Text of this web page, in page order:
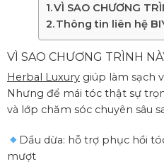
VÌ SAO CHƯƠNG
Thông tin liên hệ
VÌ SAO CHƯƠNG TRÌNH
Herbal Luxury giúp làm sạch
Nhưng để mái tóc thật sự
và lớp chăm sóc chuyên sâu
Dầu dừa: hỗ trợ phục hồi
mượt